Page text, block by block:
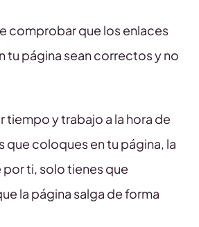
comprobar que los enlaces
tu página sean correctos y no
tiempo y trabajo a la hora de
que coloques en tu página, la
ti, solo tienes que
la página salga de forma